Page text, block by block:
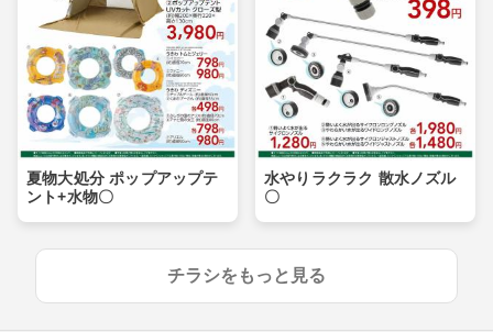
夏物大処分 ポップアップテ
ント+水物〇
水やりラクラク 散水ノズル
〇
チラシをもっと見る